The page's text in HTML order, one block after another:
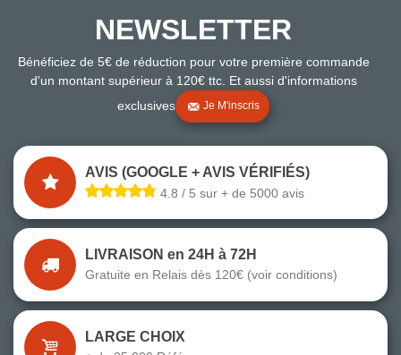
NEWSLETTER
Bénéficiez de 5€ de réduction pour votre première commande
d'un montant supérieur à 120€ ttc. Et aussi d'informations
exclusives
Je M'inscris
AVIS (GOOGLE + AVIS VÉRIFIÉS)
4.8 / 5 sur + de 5000 avis
LIVRAISON en 24H à 72H
Gratuite en Relais dès 120€ (voir conditions)
LARGE CHOIX